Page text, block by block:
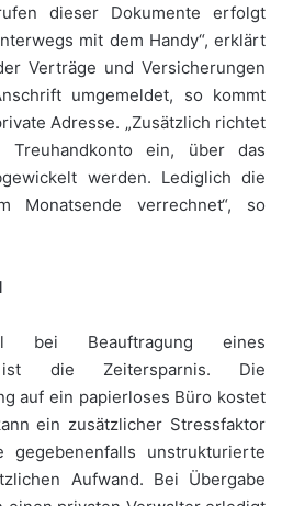
dieser Dokumente erfolgt
mit dem Handy“, erklärt
Verträge und Versicherungen
umgemeldet, so kommt
Adresse. „Zusätzlich richtet
ein, über das
werden. Lediglich die
Monatsende verrechnet“, so
bei Beauftragung eines
ist die Zeitersparnis. Die
auf ein papierloses Büro kostet
ein zusätzlicher Stressfaktor
unstrukturierte
Aufwand. Bei Übergabe